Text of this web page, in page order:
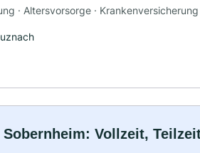
· Altersvorsorge · Krankenversicherung
Vollzeit,